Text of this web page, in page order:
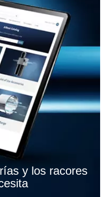
y los racores